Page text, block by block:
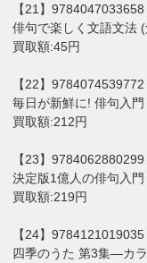
【21】9784047033658
俳句で楽しく文語文法
買取額:45円
【22】9784074539772
毎日が新鮮に! 俳句入
買取額:212円
【23】9784062880299
決定版1億人の俳句入
買取額:219円
【24】9784121019035
四季のうた 第3集―カ